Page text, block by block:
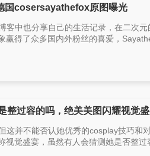
国cosersayathefox原图曝光
客中也分享自己的生活记录，在二次
赢得了众多国内外粉丝的喜爱，
整过容的吗，绝美美图闪耀视觉
这并不能否认她优秀的cosplay技巧和
视觉盛宴，虽然有人会猜测她是否整